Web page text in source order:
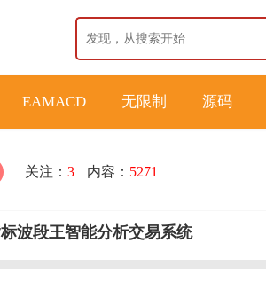
EAMACD 无限制 源码
关注： 3 内容： 5271
波段王智能分析交易系统